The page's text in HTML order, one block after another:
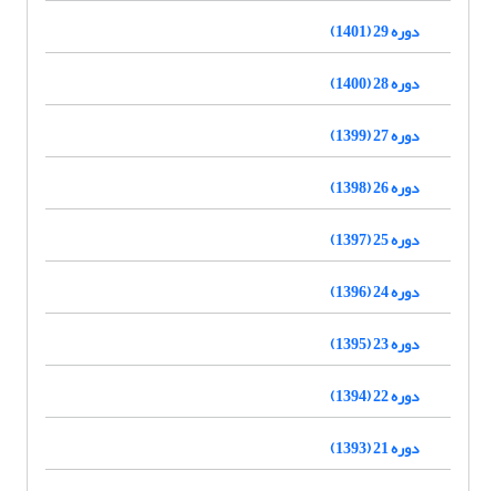
دوره 29 (1401)
دوره 28 (1400)
دوره 27 (1399)
دوره 26 (1398)
دوره 25 (1397)
دوره 24 (1396)
دوره 23 (1395)
دوره 22 (1394)
دوره 21 (1393)